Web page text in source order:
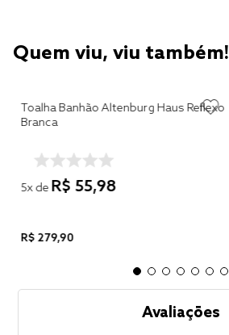
Quem viu, viu também!
Toalha Banhão Altenburg Haus Reflexo
Branca
5x de R$ 55,98
R$ 279,90
Avaliações